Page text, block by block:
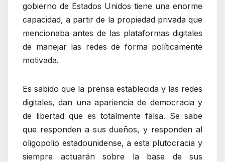
gobierno de Estados Unidos tiene una enorme
capacidad, a partir de la propiedad privada que
mencionaba antes de las plataformas digitales
de manejar las redes de forma políticamente
motivada.
Es sabido que la prensa establecida y las redes
digitales, dan una apariencia de democracia y
de libertad que es totalmente falsa. Se sabe
que responden a sus dueños, y responden al
oligopolio estadounidense, a esta plutocracia y
siempre actuarán sobre la base de sus